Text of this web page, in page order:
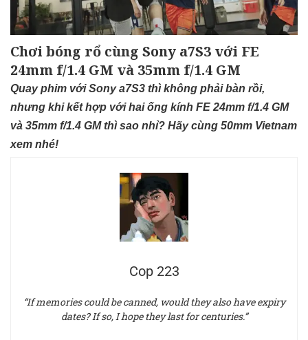
Chơi bóng rổ cùng Sony a7S3 với FE
24mm f/1.4 GM và 35mm f/1.4 GM
Quay phim với Sony a7S3 thì không phải bàn rồi,
nhưng khi kết hợp với hai ống kính FE 24mm f/1.4 GM
và 35mm f/1.4 GM thì sao nhỉ? Hãy cùng 50mm Vietnam
xem nhé!
Cop 223
“If memories could be canned, would they also have expiry
dates? If so, I hope they last for centuries.”